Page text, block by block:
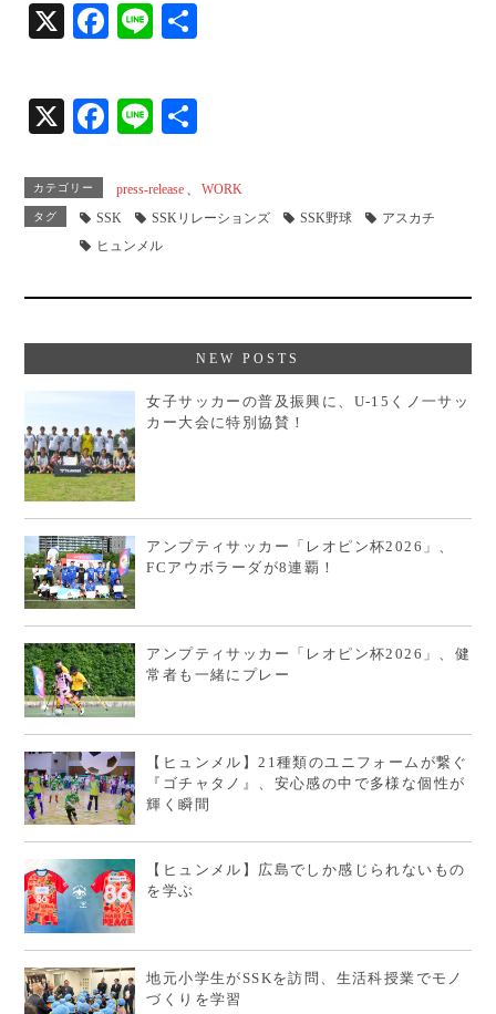
X
Fa
bo
ok
Li
X
Fa
bo
ok
Li
カテゴリー press-release WORK
タグ SSK SSKリレーションズ SSK野球
アスカチ
ヒュンメル
NEW POSTS
女子サッカーの普及振興に、U-15くノ一サッ
カー大会に特別協賛！
アンプティサッカー「レオピン杯2026」、
FCアウボラーダが8連覇！
アンプティサッカー「レオピン杯2026」、健
常者も一緒にプレー
【ヒュンメル】21種類のユニフォームが繋ぐ
『ゴチャタノ』、安心感の中で多様な個性が
輝く瞬間
【ヒュンメル】広島でしか感じられないもの
を学ぶ
地元小学生がSSKを訪問、生活科授業でモノ
づくりを学習